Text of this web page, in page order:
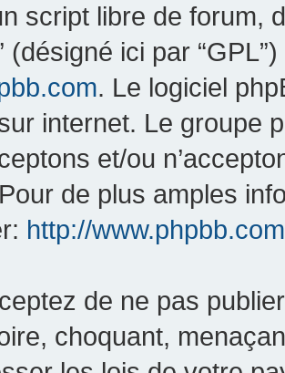
script libre de forum,
(désigné ici par
. Le logiciel
internet. Le groupe
et/ou
de plus amples
http://
de ne pas
choquant,